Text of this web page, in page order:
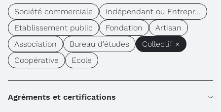
Société commerciale
Indépendant ou Entrepr...
Etablissement public
Fondation
Artisan
Association
Bureau d'études
Collectif ×
Coopérative
Ecole
Agréments et certifications